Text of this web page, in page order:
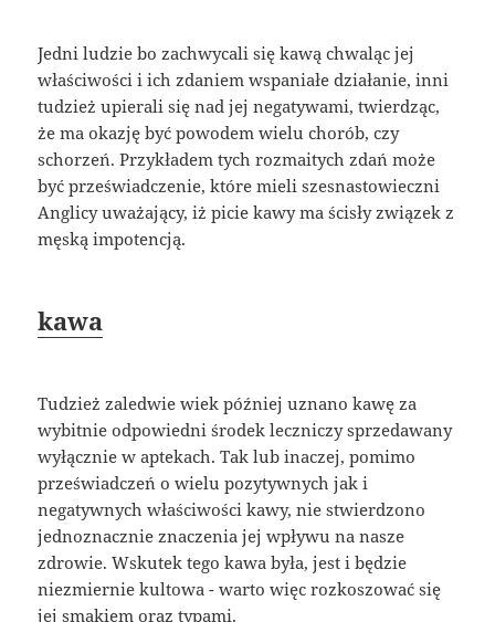
Jedni ludzie bo zachwycali się kawą chwaląc jej
właściwości i ich zdaniem wspaniałe działanie, inni
tudzież upierali się nad jej negatywami, twierdząc,
że ma okazję być powodem wielu chorób, czy
schorzeń. Przykładem tych rozmaitych zdań może
być przeświadczenie, które mieli szesnastowieczni
Anglicy uważający, iż picie kawy ma ścisły związek z
męską impotencją.
kawa
Tudzież zaledwie wiek później uznano kawę za
wybitnie odpowiedni środek leczniczy sprzedawany
wyłącznie w aptekach. Tak lub inaczej, pomimo
przeświadczeń o wielu pozytywnych jak i
negatywnych właściwości kawy, nie stwierdzono
jednoznacznie znaczenia jej wpływu na nasze
zdrowie. Wskutek tego kawa była, jest i będzie
niezmiernie kultowa - warto więc rozkoszować się
jej smakiem oraz typami.